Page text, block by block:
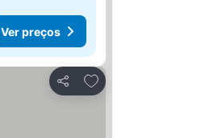
Ver preços
Partilhar
Adicionar aos favoritos